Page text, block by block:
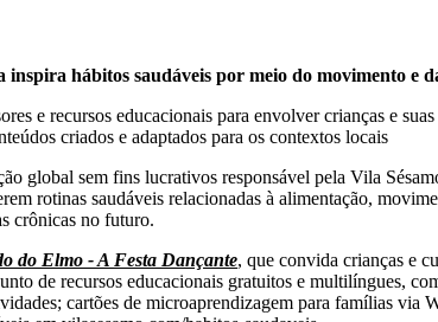
inspira hábitos saudáveis por meio do movimento e
e recursos educacionais para envolver crianças e
criados e adaptados para os contextos locais
global sem fins lucrativos responsável pela Vila
rotinas saudáveis relacionadas à alimentação,
crônicas no futuro.
do Elmo - A Festa Dançante, que convida crianças e
de recursos educacionais gratuitos e multilíngues,
cartões de microaprendizagem para famílias via